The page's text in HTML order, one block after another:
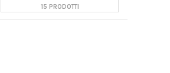
15 PRODOTTI